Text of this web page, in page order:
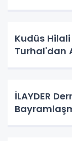
Kudüs
Turhal'dan
İLAYDER